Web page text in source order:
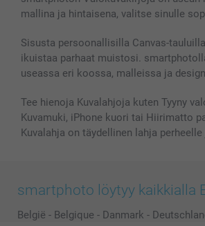
MyNameBook
Valokuvakehykset & Lisätarvikkeet
Lahjakortti
Kaikki kuvatuotteet
Ehdot/takuut
Hinnat & maksutavat
mallina ja hintaisena, valitse sinulle
Sisusta persoonallisilla Canvas-
ikuistaa parhaat muistosi.
useassa eri koossa, malleissa ja
Tee hienoja Kuvalahjoja kuten Tyyny
Kuvamuki, iPhone kuori tai Hiirimatto
Kuvalahja on täydellinen lahja
smartphoto löytyy kaikkialla
België - Belgique - Danmark -